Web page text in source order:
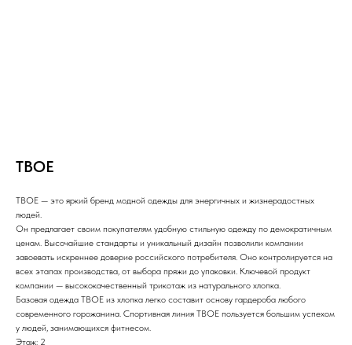
ТВОЕ
ТВОЕ — это яркий бренд модной одежды для энергичных и жизнерадостных
людей.
Он предлагает своим покупателям удобную стильную одежду по демократичным
ценам. Высочайшие стандарты и уникальный дизайн позволили компании
завоевать искреннее доверие российского потребителя. Оно контролируется на
всех этапах производства, от выбора пряжи до упаковки. Ключевой продукт
компании — высококачественный трикотаж из натурального хлопка.
Базовая одежда ТВОЕ из хлопка легко составит основу гардероба любого
современного горожанина. Спортивная линия ТВОЕ пользуется большим успехом
у людей, занимающихся фитнесом.
Этаж: 2